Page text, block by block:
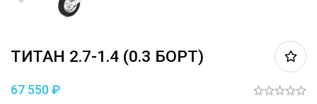
ТИТАН 2.7-1.4 (0.3 БОРТ)
67 550₽